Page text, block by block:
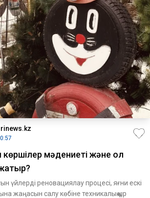
көршілер мәдениеті және ол
үйлерді реновациялау процесі, яғни ескі
жаңасын салу көбіне техникалық қыр